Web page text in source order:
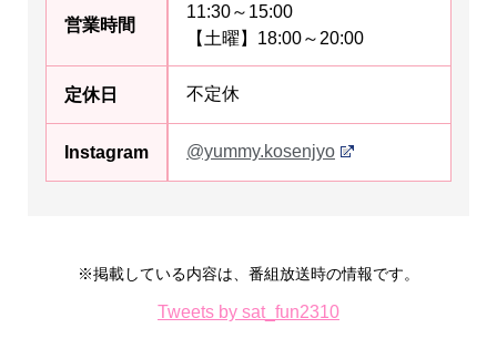
営業時間
11:30～15:00
【土曜】18:00～20:00
定休日 不定休
Instagram @yummy.kosenjyo
※掲載している内容は、番組放送時の情報です。
Tweets by sat_fun2310